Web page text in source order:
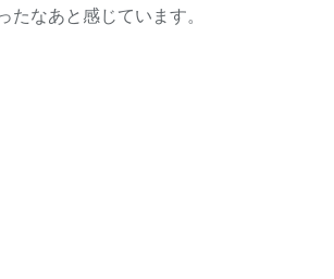
たなあと感じています。